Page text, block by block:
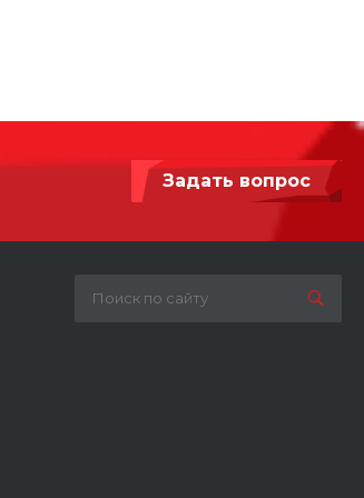
канат, Сталь с порошковой покраской
Бетонирование / анкерное крепление
Задать вопрос